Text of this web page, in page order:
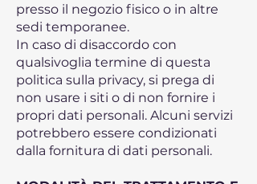
presso il negozio fisico o in altre
sedi temporanee.
In caso di disaccordo con
qualsivoglia termine di questa
politica sulla privacy, si prega di
non usare i siti o di non fornire i
propri dati personali. Alcuni servizi
potrebbero essere condizionati
dalla fornitura di dati personali.